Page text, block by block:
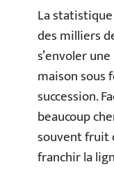
La
des milliers
s’envoler
maison sous
succession.
beaucoup
souvent fruit
franchir la